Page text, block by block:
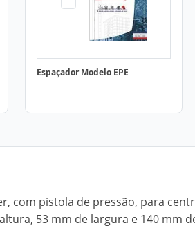
Espaçador Modelo EPE
com pistola de pressão, para
53 mm de largura e 140 mm